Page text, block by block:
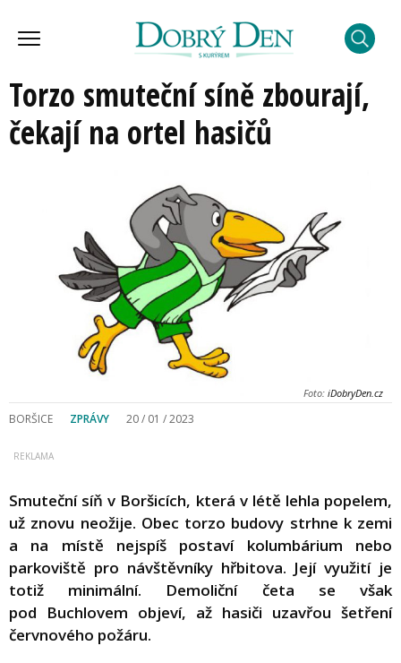
Torzo smuteční síně zbourají,
čekají na ortel hasičů
Foto: iDobryDen.cz
BORŠICE ZPRÁVY 20 / 01 / 2023
Smuteční síň v Boršicích, která v létě lehla popelem,
už znovu neožije. Obec torzo budovy strhne k zemi
a na místě nejspíš postaví kolumbárium nebo
parkoviště pro návštěvníky hřbitova. Její využití je
totiž minimální. Demoliční četa se však
pod Buchlovem objeví, až hasiči uzavřou šetření
červnového požáru.